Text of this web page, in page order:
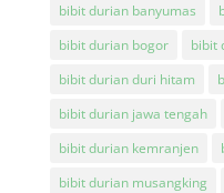
bibit durian banyumas
bibit durian bogor
bibit
bibit durian duri hitam
bibit durian jawa tengah
bibit durian kemranjen
bibit durian musangking